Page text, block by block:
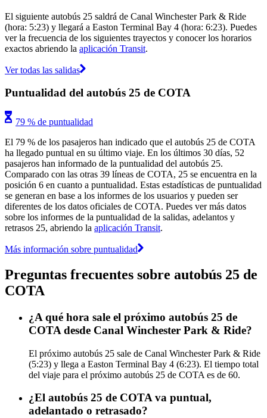
El siguiente autobús 25 saldrá de Canal Winchester Park & Ride
(hora: 5:23) y llegará a Easton Terminal Bay 4 (hora: 6:23). Puedes
ver la frecuencia de los siguientes trayectos y conocer los horarios
exactos abriendo la aplicación Transit.
Ver todas las salidas
Puntualidad del autobús 25 de COTA
79 % de puntualidad
El 79 % de los pasajeros han indicado que el autobús 25 de COTA
ha llegado puntual en su último viaje. En los últimos 30 días, 52
pasajeros han informado de la puntualidad del autobús 25.
Comparado con las otras 39 líneas de COTA, 25 se encuentra en la
posición 6 en cuanto a puntualidad. Estas estadísticas de puntualidad
se generan en base a los informes de los usuarios y pueden ser
diferentes de los datos oficiales de COTA. Puedes ver más datos
sobre los informes de la puntualidad de la salidas, adelantos y
retrasos 25, abriendo la aplicación Transit.
Más información sobre puntualidad
Preguntas frecuentes sobre autobús 25 de
COTA
¿A qué hora sale el próximo autobús 25 de
COTA desde Canal Winchester Park & Ride?
El próximo autobús 25 sale de Canal Winchester Park & Ride
(5:23) y llega a Easton Terminal Bay 4 (6:23). El tiempo total
del viaje para el próximo autobús 25 de COTA es de 60.
¿El autobús 25 de COTA va puntual,
adelantado o retrasado?